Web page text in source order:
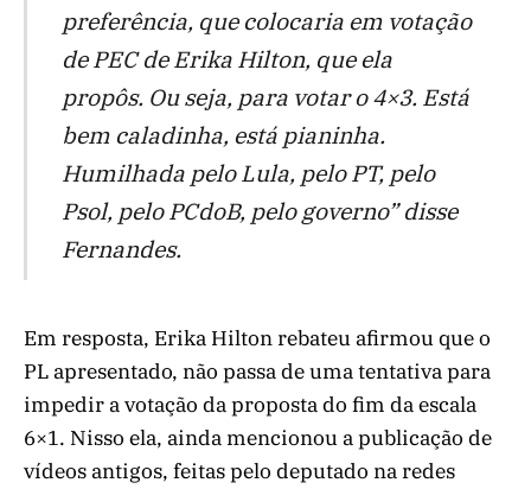
preferência, que colocaria em votação
de PEC de Erika Hilton, que ela
propôs. Ou seja, para votar o 4×3. Está
bem caladinha, está pianinha.
Humilhada pelo Lula, pelo PT, pelo
Psol, pelo PCdoB, pelo governo” disse
Fernandes.
Em resposta, Erika Hilton rebateu afirmou que o
PL apresentado, não passa de uma tentativa para
impedir a votação da proposta do fim da escala
6×1. Nisso ela, ainda mencionou a publicação de
vídeos antigos, feitas pelo deputado na redes